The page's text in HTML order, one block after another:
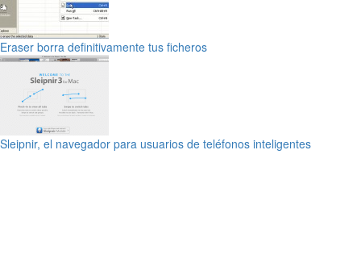
Eraser borra definitivamente tus ficheros
Sleipnir, el navegador para usuarios de teléfonos inteligentes